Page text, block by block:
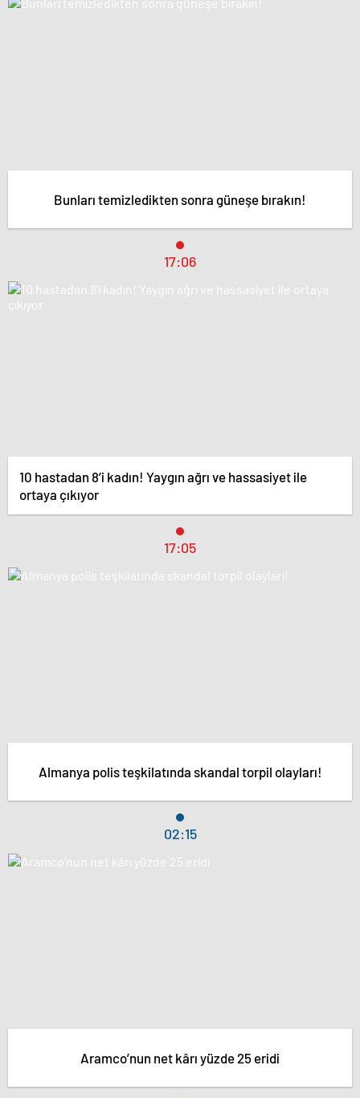
Bunları temizledikten sonra güneşe bırakın!
17:06
10 hastadan 8’i kadın! Yaygın ağrı ve hassasiyet ile
ortaya çıkıyor
17:05
Almanya polis teşkilatında skandal torpil olayları!
02:15
Aramco’nun net kârı yüzde 25 eridi